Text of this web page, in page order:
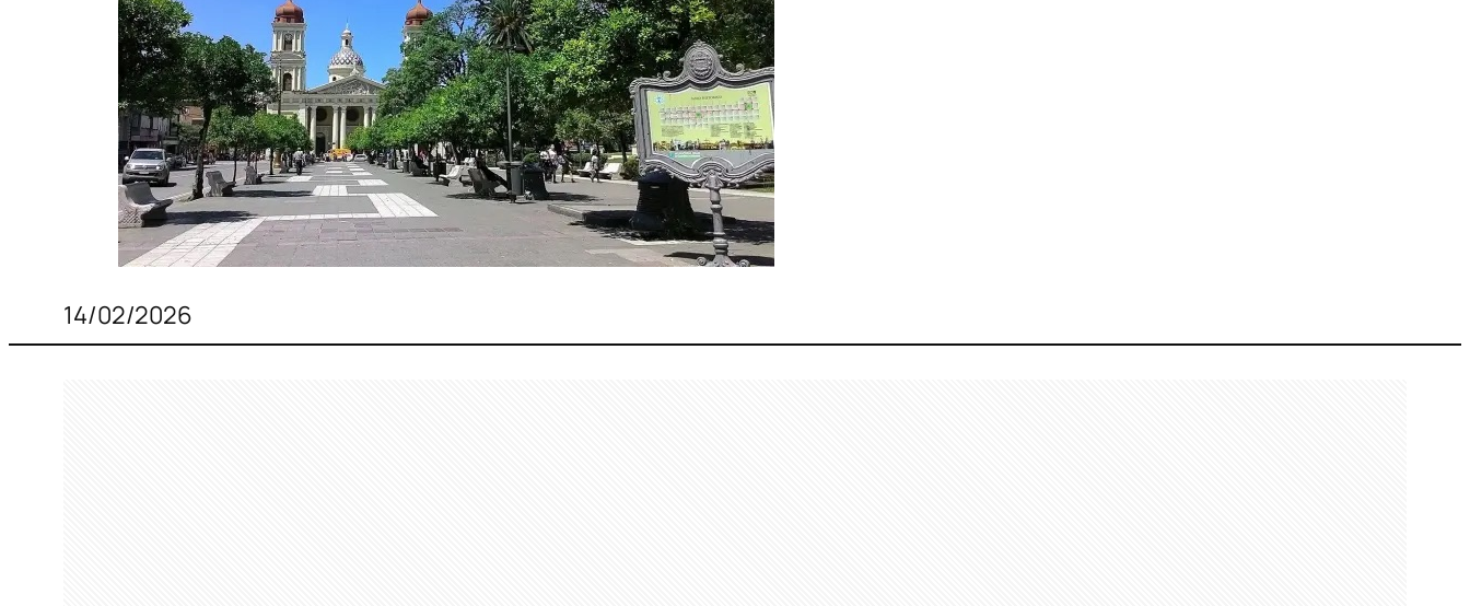
14/02/2026